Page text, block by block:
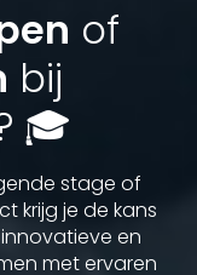
of
bij
🎓
stage of
krijg je de kans
en
met ervaren